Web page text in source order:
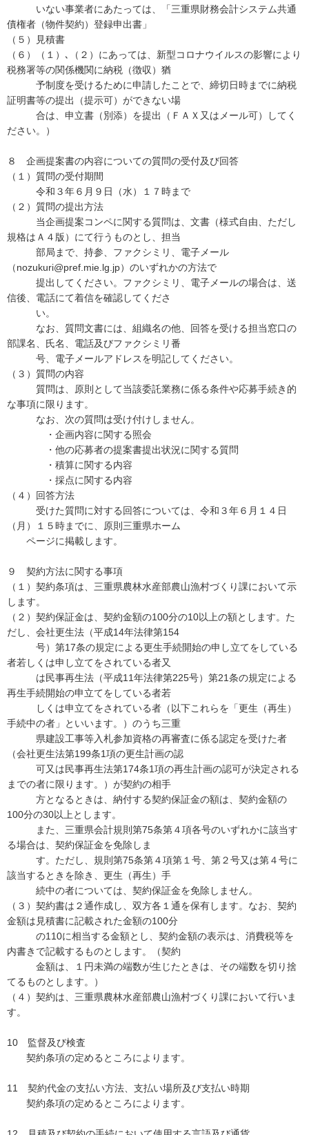
いない事業者にあたっては、「三重県財務会計システム共通
債権者（物件契約）登録申出書」
（５）見積書
（６）（１）､（２）にあっては、新型コロナウイルスの影響により
税務署等の関係機関に納税（徴収）猶
予制度を受けるために申請したことで、締切日時までに納税
証明書等の提出（提示可）ができない場
合は、申立書（別添）を提出（ＦＡＸ又はメール可）してく
ださい。）
８ 企画提案書の内容についての質問の受付及び回答
（１）質問の受付期間
令和３年６月９日（水）１７時まで
（２）質問の提出方法
当企画提案コンペに関する質問は、文書（様式自由、ただし
規格はＡ４版）にて行うものとし、担当
部局まで、持参、ファクシミリ、電子メール
（nozukuri@pref.mie.lg.jp）のいずれかの方法で
提出してください。ファクシミリ、電子メールの場合は、送
信後、電話にて着信を確認してくださ
い。
なお、質問文書には、組織名の他、回答を受ける担当窓口の
部課名、氏名、電話及びファクシミリ番
号、電子メールアドレスを明記してください。
（３）質問の内容
質問は、原則として当該委託業務に係る条件や応募手続き的
な事項に限ります。
なお、次の質問は受け付けしません。
・企画内容に関する照会
・他の応募者の提案書提出状況に関する質問
・積算に関する内容
・採点に関する内容
（４）回答方法
受けた質問に対する回答については、令和３年６月１４日
（月）１５時までに、原則三重県ホーム
ページに掲載します。
９ 契約方法に関する事項
（１）契約条項は、三重県農林水産部農山漁村づくり課において示
します。
（２）契約保証金は、契約金額の100分の10以上の額とします。た
だし、会社更生法（平成14年法律第154
号）第17条の規定による更生手続開始の申し立てをしている
者若しくは申し立てをされている者又
は民事再生法（平成11年法律第225号）第21条の規定による
再生手続開始の申立てをしている者若
しくは申立てをされている者（以下これらを「更生（再生）
手続中の者」といいます。）のうち三重
県建設工事等入札参加資格の再審査に係る認定を受けた者
（会社更生法第199条1項の更生計画の認
可又は民事再生法第174条1項の再生計画の認可が決定される
までの者に限ります。）が契約の相手
方となるときは、納付する契約保証金の額は、契約金額の
100分の30以上とします。
また、三重県会計規則第75条第４項各号のいずれかに該当す
る場合は、契約保証金を免除しま
す。ただし、規則第75条第４項第１号、第２号又は第４号に
該当するときを除き、更生（再生）手
続中の者については、契約保証金を免除しません。
（３）契約書は２通作成し、双方各１通を保有します。なお、契約
金額は見積書に記載された金額の100分
の110に相当する金額とし、契約金額の表示は、消費税等を
内書きで記載するものとします。（契約
金額は、１円未満の端数が生じたときは、その端数を切り捨
てるものとします。）
（４）契約は、三重県農林水産部農山漁村づくり課において行いま
す。
10 監督及び検査
契約条項の定めるところによります。
11 契約代金の支払い方法、支払い場所及び支払い時期
契約条項の定めるところによります。